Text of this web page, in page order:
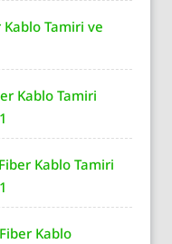
Tamiri ve
Kablo Tamiri
Kablo Tamiri
Kablo